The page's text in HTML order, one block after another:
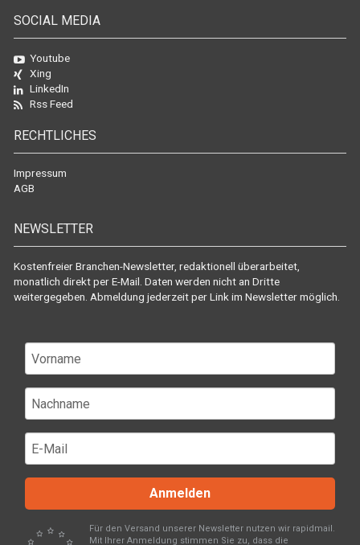
SOCIAL MEDIA
Youtube
Xing
LinkedIn
Rss Feed
RECHTLICHES
Impressum
AGB
NEWSLETTER
Kostenfreier Branchen-Newsletter, redaktionell überarbeitet,
monatlich direkt per E-Mail. Daten werden nicht an Dritte
weitergegeben. Abmeldung jederzeit per Link im Newsletter möglich.
Anmelden
Für den Versand unserer Newsletter nutzen wir rapidmail.
Mit Ihrer Anmeldung stimmen Sie zu, dass die